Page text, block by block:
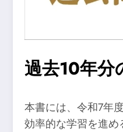
過去10年分
本書には、令和7年
効率的な学習を進め